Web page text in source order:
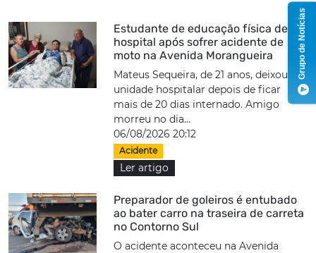
Estudante de educação física deixa
hospital após sofrer acidente de
moto na Avenida Morangueira
Mateus Sequeira, de 21 anos, deixou a
unidade hospitalar depois de ficar
mais de 20 dias internado. Amigo
morreu no dia...
06/08/2026 20:12
Acidente
Ler artigo
Preparador de goleiros é entubado
ao bater carro na traseira de carreta
no Contorno Sul
O acidente aconteceu na Avenida
Grupo de Notícias